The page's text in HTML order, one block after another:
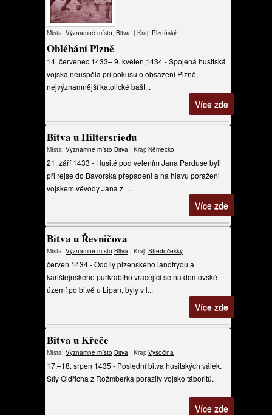
Místa: Významné místo, Bitva, | Kraj: Plzeňský
Obléhání Plzně
14. červenec 1433– 9. květen,1434 - Spojená husitská
vojska neuspěla při pokusu o obsazení Plzně,
nejvýznamnější katolické bašt...
Více zde
Bitva u Hiltersriedu
Místa: Významné místo Bitva | Kraj: Německo
21. září 1433 - Husité pod velením Jana Parduse byli
při rejse do Bavorska přepadeni a na hlavu poraženi
vojskem vévody Jana z ...
Více zde
Bitva u Řevničova
Místa: Významné místo Bitva | Kraj: Středočeský
červen 1434 - Oddíly plzeňského landfrýdu a
karlštejnského purkrabího vracející se na domovské
území po bitvě u Lipan, byly v l...
Více zde
Bitva u Křeče
Místa: Významné místo Bitva | Kraj: Vysočina
17.–18. srpen 1435 - Poslední bitva husitských válek.
Síly Oldřicha z Rožmberka porazily vojsko táboritů.
Více zde